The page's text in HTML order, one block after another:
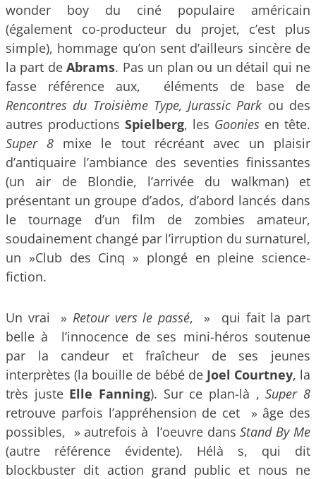
wonder boy du ciné populaire américain
(également co-producteur du projet, c’est plus
simple), hommage qu’on sent d’ailleurs sincère de
la part deAbrams. Pas un plan ou un détail qui ne
fasse référence aux, éléments de base de
Rencontres du Troisième Type, Jurassic Park ou des
autres productions Spielberg, les Goonies en tête.
Super 8 mixe le tout récréant avec un plaisir
d’antiquaire l’ambiance des seventies finissantes
(un air de Blondie, l’arrivée du walkman) et
présentant un groupe d’ados, d’abord lancés dans
le tournage d’un film de zombies amateur,
soudainement changé par l’irruption du surnaturel,
un »Club des Cinq » plongé en pleine science-
fiction.
Un vrai » Retour vers le passé, » qui fait la part
belle à l’innocence de ses mini-héros soutenue
par la candeur et fraîcheur de ses jeunes
interprètes (la bouille de bébé de Joel Courtney, la
très juste Elle Fanning). Sur ce plan-là ,Super 8
retrouve parfois l’appréhension de cet » âge des
possibles, » autrefois à l’oeuvre dansStand By Me
(autre référence évidente). Hélà s, qui dit
blockbuster dit action grand public et nous ne